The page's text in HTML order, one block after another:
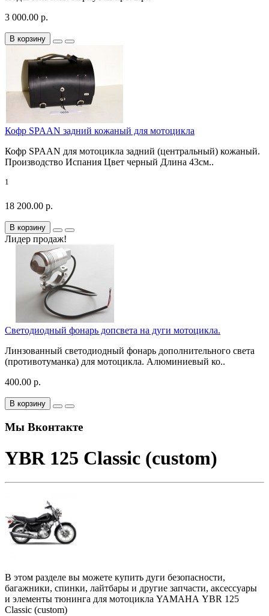
3 000.00 р.
В корзину
Кофр SPAAN задний кожаный для мотоцикла
Кофр SPAAN для мотоцикла задний (центральный) кожаный.
Производство Испания Цвет черный Длина 43см..
1
18 200.00 р.
В корзину
Лидер продаж!
Светодиодный фонарь допсвета на дуги мотоцикла.
Линзованный светодиодный фонарь дополнительного света
(противотуманка) для мотоцикла. Алюминиевый ко..
400.00 р.
В корзину
Мы Вконтакте
YBR 125 Classic (custom)
В этом разделе вы можете купить дуги безопасности,
багажники, спинки, лайтбары и другие запчасти, аксессуары
и элементы тюнинга для мотоцикла YAMAHA YBR 125
Classic (custom)